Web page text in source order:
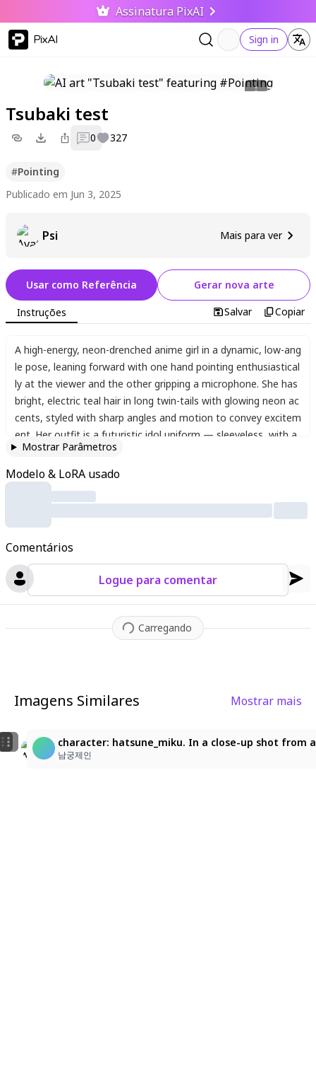
Assinatura PixAI
PixAI Sign in
Tsubaki test
0 327
#Pointing
Publicado em Jun 3, 2025
Psi Mais para ver
Comentários
Logue para comentar
Carregando
Usar como Referência Gerar nova arte
Instruções Salvar Copiar
A high-energy, neon-drenched anime girl in a dynamic, low-ang
le pose, leaning forward with one hand pointing enthusiastical
ly at the viewer and the other gripping a microphone. She has
bright, electric teal hair in long twin-tails with glowing neon ac
cents, styled with sharp angles and motion to convey excitem
ent. Her outfit is a futuristic idol uniform — sleeveless with a
tight white top and a black-and-cyan pleated skirt
th glowing details and subtle mechanical textures. The backgr
ound is a chaotic burst of glitchy neon colors — acid green
and black — filled with sharp abstract shapes and mo
tion effects, creating a cyberpunk concert vibe. Her eyes are
adding intensity to her fierce and playful smile. There’s a stron
g sense of momentum
with her hair and clothes sweeping wi
th motion blur. Lighting is sharp and dramatic
with heavy con
trast and fluorescent highlights. The entire scene pops with vi
visual distortion, and digital chaos
rom a high-octane anime music video.
Mostrar Parâmetros
Modelo & LoRA usado
Imagens Similares Mostrar mais
MIKU
あすな
yuiyuyuyuyuyichi_1
character: hatsune_miku. In a close-up shot from
남궁제인